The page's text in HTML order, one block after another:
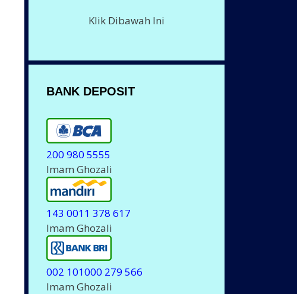
Klik Dibawah Ini
BANK DEPOSIT
200 980 5555
Imam Ghozali
143 0011 378 617
Imam Ghozali
002 101000 279 566
Imam Ghozali